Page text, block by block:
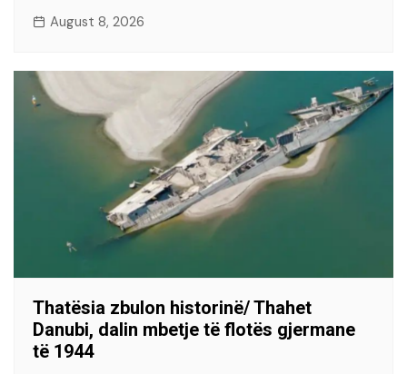
August 8, 2026
Thatësia zbulon historinë/ Thahet
Danubi, dalin mbetje të flotës gjermane
të 1944